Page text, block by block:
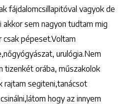
fájdalomcsillapitóval vagyok de
akkor sem nagyon tudtam mig
pépeset.Voltam
urulógia.Nem
tizenkét orába, műszakolok
rajtam segiteni,tanácsot
hogy az innyem